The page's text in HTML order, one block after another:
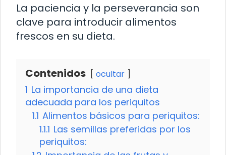
La paciencia y la perseverancia son
clave para introducir alimentos
frescos en su dieta.
Contenidos ocultar
1 La importancia de una dieta
adecuada para los periquitos
1.1 Alimentos básicos para periquitos:
1.1.1 Las semillas preferidas por los
periquitos: